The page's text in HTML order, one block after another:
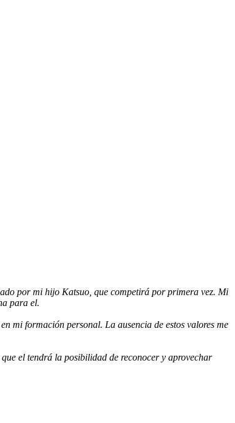
por mi hijo Katsuo, que competirá por primera vez. Mi
para el.
mi formación personal. La ausencia de estos valores me
el tendrá la posibilidad de reconocer y aprovechar